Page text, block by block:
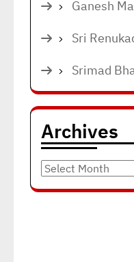
Ganesh
Sri
Srimad
Archives
Archives